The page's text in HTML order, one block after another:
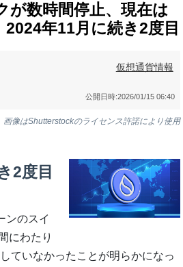
が数時間停止、現在は
年11月に続き2度目
仮想通貨情報
公開日時:2026/01/15 06:40
画像はShutterstockのライセンス許諾により使用
2度目
ンのスイ
にわたり
ていなかったことが明らかになっ